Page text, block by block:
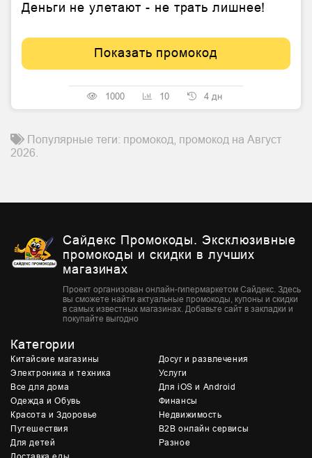
Деньги не улетают - не трать лишнее!
Показать промокод
1000 10 4 дн
Популярные теги: промокод, промокод на Август
2026.
Сайдекс Промокоды. Эксклюзивные
промокоды и скидки в лучших
магазинах
Проект организован онлайн-гипермаркетом Сайдекс. Здесь
вы сможете найти актуальные промокоды, купоны и скидки
в самых известных магазинах. Добавьте сайт в закладки и
покупайте выгодно
Категории
Китайские магазины
Электроника и техника
Все для дома
Одежда и Обувь
Красота и Здоровье
Путешествия
Для детей
Досуг и развлечения
Услуги
Для iOS и Android
Финансы
Недвижимость
B2B онлайн сервисы
Разное